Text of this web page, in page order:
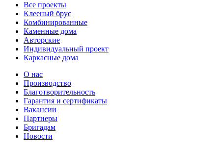
Все проекты
Клееный брус
Комбинированные
Каменные дома
Авторские
Индивидуальный проект
Каркасные дома
О нас
Производство
Благотворительность
Гарантия и сертификаты
Вакансии
Партнеры
Бригадам
Новости